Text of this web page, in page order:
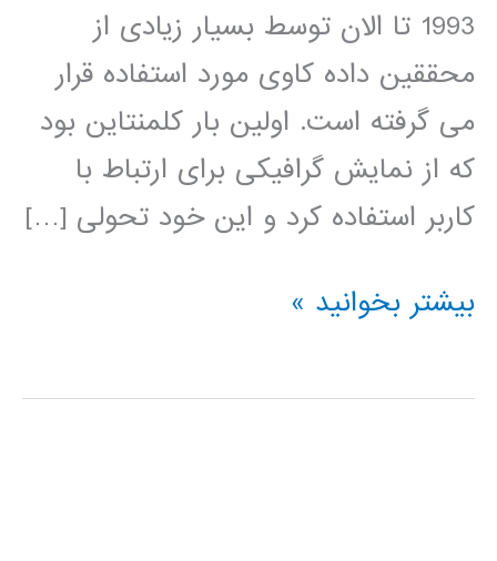
1993 تا الان توسط بسیار زیادی از
محققین داده کاوی مورد استفاده قرار
می گرفته است. اولین بار کلمنتاین بود
که از نمایش گرافیکی برای ارتباط با
کاربر استفاده کرد و این خود تحولی […]
فیلم
کلمنتاین
بیشتر بخوانید »